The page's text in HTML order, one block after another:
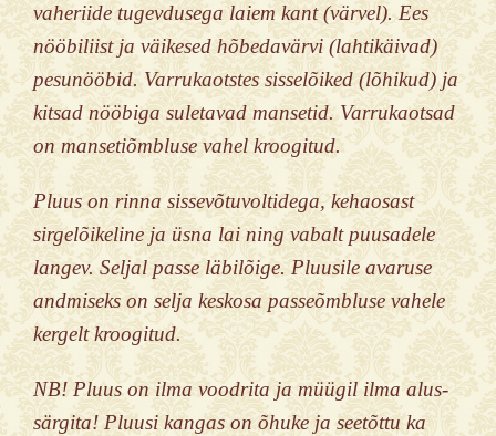
vaheriide tugevdusega laiem kant (värvel). Ees
nööbiliist ja väikesed hõbedavärvi (lahtikäivad)
pesunööbid. Varrukaotstes sisselõiked (lõhikud) ja
kitsad nööbiga suletavad mansetid. Varrukaotsad
on mansetiõmbluse vahel kroogitud.
Pluus on rinna sissevõtuvoltidega, kehaosast
sirgelõikeline ja üsna lai ning vabalt puusadele
langev. Seljal passe läbilõige. Pluusile avaruse
andmiseks on selja keskosa passeõmbluse vahele
kergelt kroogitud.
NB! Pluus on ilma voodrita ja müügil ilma alus-
särgita! Pluusi kangas on õhuke ja seetõttu ka